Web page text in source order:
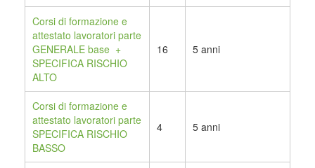
Corsi di formazione e
attestato lavoratori parte
GENERALE base +
SPECIFICA RISCHIO
ALTO
16 5 anni
Corsi di formazione e
attestato lavoratori parte
SPECIFICA RISCHIO
BASSO
4 5 anni